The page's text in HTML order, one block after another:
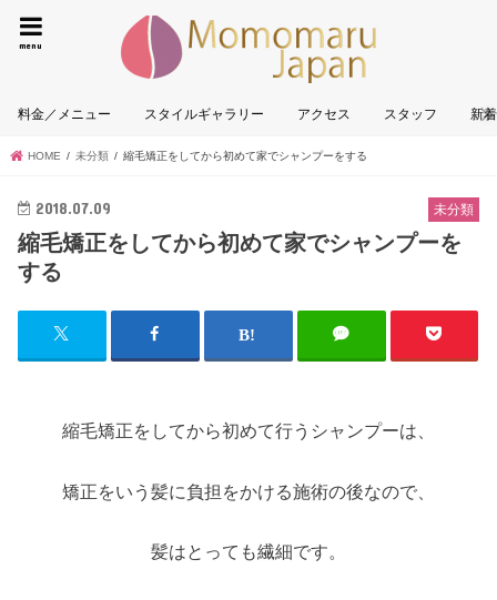
墨田区
menu
料金／メニュー スタイルギャラリー アクセス スタッフ 新
HOME 未分類 縮毛矯正をしてから初めて家でシャンプーをする
未分類
2018.07.09
縮毛矯正をしてから初めて家でシャンプーを
する
縮毛矯正をしてから初めて行うシャンプーは、
矯正をいう髪に負担をかける施術の後なので、
髪はとっても繊細です。